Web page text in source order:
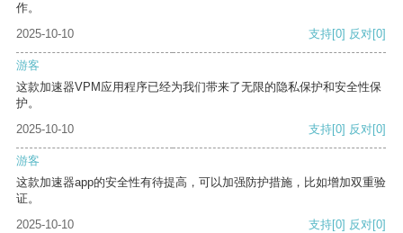
作。
2025-10-10
支持[0] 反对[0]
游客
这款加速器VPM应用程序已经为我们带来了无限的隐私保护和安全性保
护。
2025-10-10
支持[0] 反对[0]
游客
这款加速器app的安全性有待提高，可以加强防护措施，比如增加双重验
证。
2025-10-10
支持[0] 反对[0]